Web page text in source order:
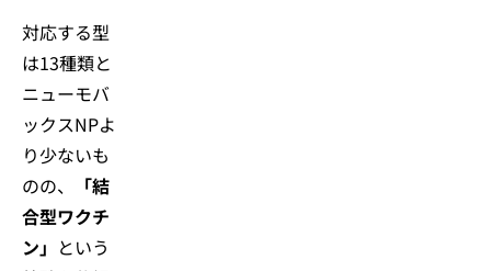
対応する型
は13種類と
ニューモバ
ックスNPよ
り少ないも
のの、
「結
合型ワクチ
ン」 という